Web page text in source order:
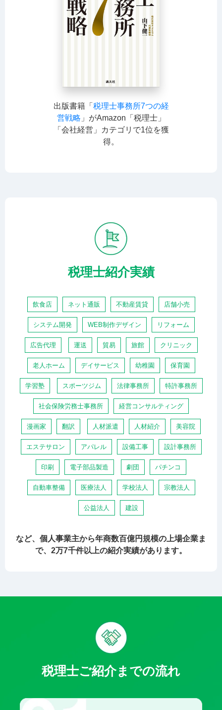
出版書籍「 税理士事務所7つの経
営戦略 」がAmazon「税理士」
「会社経営」カテゴリで1位を獲
得。
税理士紹介実績
飲食店 ネット通販 不動産賃貸 店舗小売
システム開発 WEB制作デザイン リフォーム
広告代理 運送 貿易 旅館 クリニック
老人ホーム デイサービス 幼稚園 保育園
学習塾 スポーツジム 法律事務所 特許事務所
社会保険労務士事務所 経営コンサルティング
漫画家 翻訳 人材派遣 人材紹介 美容院
エステサロン アパレル 設備工事 設計事務所
印刷 電子部品製造 劇団 パチンコ
自動車整備 医療法人 学校法人 宗教法人
公益法人 建設
など、個人事業主から年商数百億円規模の上場企業ま
で、2万7千件以上の紹介実績があります。
税理士ご紹介までの流れ